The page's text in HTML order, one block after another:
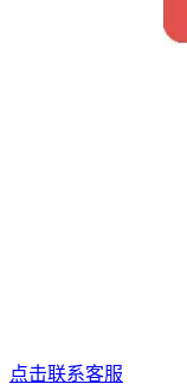
点击联系客服